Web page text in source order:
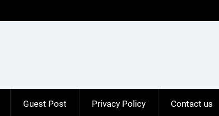
Guest Post Privacy Policy Contact us